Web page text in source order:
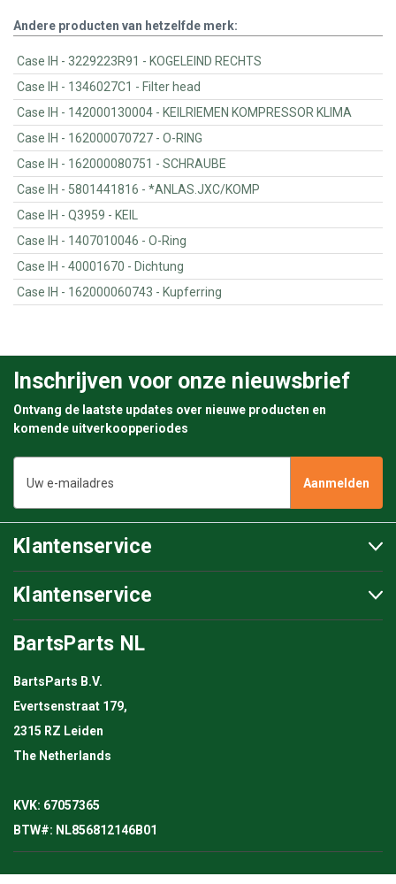
Andere producten van hetzelfde merk:
Case IH - 3229223R91 - KOGELEIND RECHTS
Case IH - 1346027C1 - Filter head
Case IH - 142000130004 - KEILRIEMEN KOMPRESSOR KLIMA
Case IH - 162000070727 - O-RING
Case IH - 162000080751 - SCHRAUBE
Case IH - 5801441816 - *ANLAS.JXC/KOMP
Case IH - Q3959 - KEIL
Case IH - 1407010046 - O-Ring
Case IH - 40001670 - Dichtung
Case IH - 162000060743 - Kupferring
Inschrijven voor onze nieuwsbrief
Ontvang de laatste updates over nieuwe producten en
komende uitverkoopperiodes
mailadres
Klantenservice
Klantenservice
BartsParts NL
BartsParts B.V.
Evertsenstraat 179,
2315 RZ Leiden
The Netherlands
KVK: 67057365
BTW#: NL856812146B01